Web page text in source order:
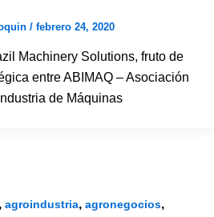
/ febrero 24, 2020
Machinery Solutions, fruto de
entre ABIMAQ – Asociación
de Máquinas
, agroindustria, agronegocios,